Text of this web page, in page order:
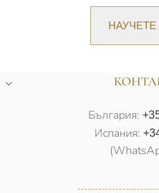
България:
Испания: